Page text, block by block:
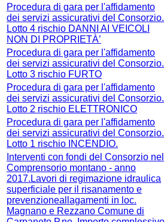
Procedura di gara per l'affidamento
dei servizi assicurativi del Consorzio.
Lotto 4 rischio DANNI AI VEICOLI
NON DI PROPRIETÀ’
Procedura di gara per l'affidamento
dei servizi assicurativi del Consorzio.
Lotto 3 rischio FURTO
Procedura di gara per l'affidamento
dei servizi assicurativi del Consorzio.
Lotto 2 rischio ELETTRONICO
Procedura di gara per l'affidamento
dei servizi assicurativi del Consorzio.
Lotto 1 rischio INCENDIO.
Interventi con fondi del Consorzio nel
Comprensorio montano - anno
2017.Lavori di regimazione idraulica
superficiale per il risanamento e
prevenzioneallagamenti in loc.
Magnano e Rezzano Comune di